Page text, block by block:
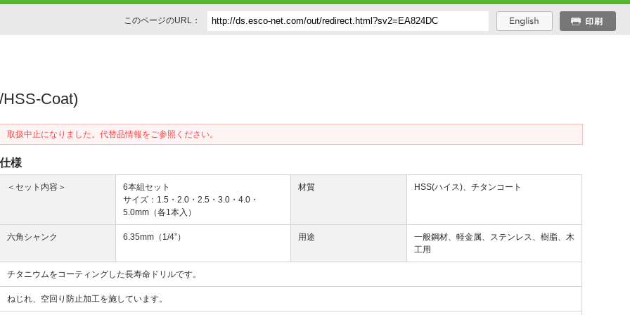
このページのURL：
Coat)
取扱中止になりました。代替品情報をご参照ください。
仕様
＜セット内容＞
6本組セット
サイズ：1.5・2.0・2.5・3.0・4.0・
5.0mm（各1本入）
材質 HSS(ハイス)、チタンコート
六角シャンク 6.35mm（1/4”） 用途
一般鋼材、軽金属、ステンレス、樹脂、木
工用
チタニウムをコーティングした長寿命ドリルです。
ねじれ、空回り防止加工を施しています。